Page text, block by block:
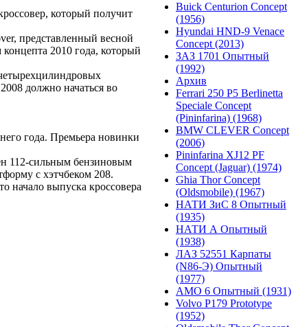
который получит
представленный весной
2010 года, который
должно начаться во
года. Премьера новинки
112-сильным бензиновым
с хэтчбеком 208.
начало выпуска кроссовера
Buick Centurion Concept
(1956)
Hyundai HND-9 Venace
Concept (2013)
ЗАЗ 1701 Опытный
(1992)
Архив
Ferrari 250 P5 Berlinetta
Speciale Concept
(Pininfarina) (1968)
BMW CLEVER Concept
(2006)
Pininfarina XJ12 PF
Concept (Jaguar) (1974)
Ghia Thor Concept
(Oldsmobile) (1967)
НАТИ ЗиС 8 Опытный
(1935)
НАТИ А Опытный
(1938)
ЛАЗ 52551 Карпаты
(N86-Э) Опытный
(1977)
АМО 6 Опытный (1931)
Volvo P179 Prototype
(1952)